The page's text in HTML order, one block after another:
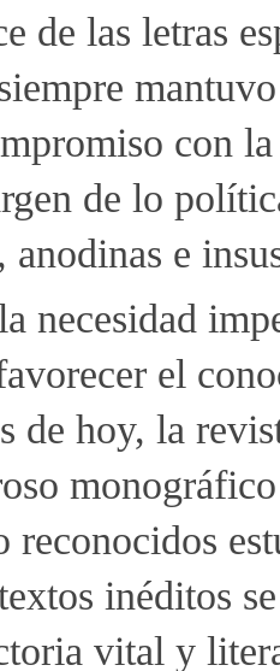
de las letras
con
de lo
anodinas e
necesidad
el
de hoy, la
reconocidos
inéditos
vital y